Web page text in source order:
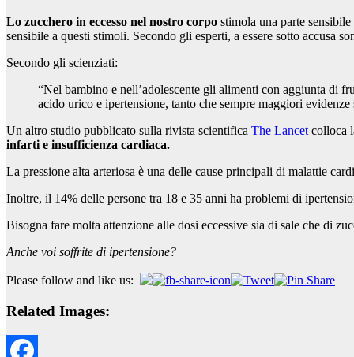
Lo zucchero in eccesso nel nostro corpo stimola una parte
sensibile a questi stimoli. Secondo gli esperti, a essere sotto accusa
Secondo gli scienziati:
“Nel bambino e nell’adolescente gli alimenti con aggiunta di
acido urico e ipertensione, tanto che sempre maggiori
Un altro studio pubblicato sulla rivista scientifica The Lancet colloca
infarti e insufficienza cardiaca.
La pressione alta arteriosa è una delle cause principali di malattie
Inoltre, il 14% delle persone tra 18 e 35 anni ha problemi di
Bisogna fare molta attenzione alle dosi eccessive sia di sale che di
Anche voi soffrite di ipertensione?
Please follow and like us:
Related Images: